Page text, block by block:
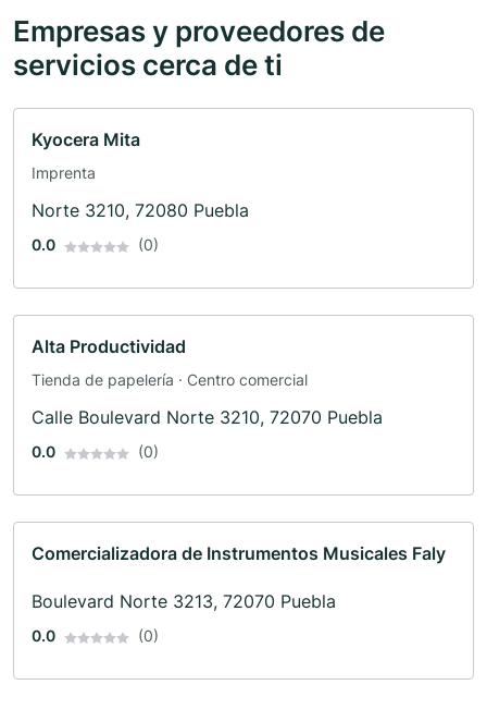
Empresas y proveedores de
servicios cerca de ti
Kyocera Mita
Imprenta
Norte 3210, 72080 Puebla
0.0 (0)
Alta Productividad
Tienda de papelería · Centro comercial
Calle Boulevard Norte 3210, 72070 Puebla
0.0 (0)
Comercializadora de Instrumentos Musicales Faly
Boulevard Norte 3213, 72070 Puebla
0.0 (0)